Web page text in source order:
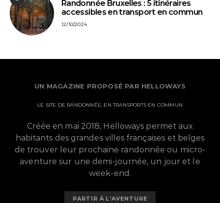
Randonnée Bruxelles : 5 itinéraires
accessibles en transport en commun
12/10/2024
UN MAGAZINE PROPOSÉ PAR HELLOWAYS
LE SITE DE RANDONNÉE, EN TRANSPORTS EN COMMUN
Créée en mai 2018, Helloways permet aux
habitants des grandes villes françaises et belges
de trouver leur prochaine randonnée ou micro-
aventure sur une demi-journée, un jour et le
week-end.
PARTIR À L'AVENTURE